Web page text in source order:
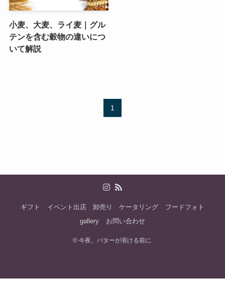
小麦、大麦、ライ麦｜グル
テンを含む穀物の違いにつ
いて解説
1
ギフト イベント出店 卸売り ケータリング
フードフォト
gallery
お問い合わせ
©今夜、バターが溶ける前に.